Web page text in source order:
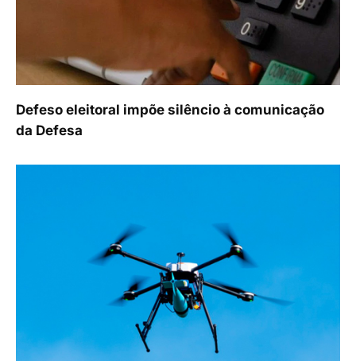
Defeso eleitoral impõe silêncio à comunicação
da Defesa